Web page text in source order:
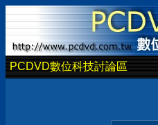
PCDVD數位科技討論區